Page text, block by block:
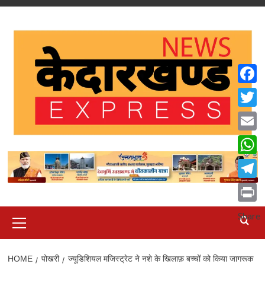
Skip
Menu
HOME पोखरी ज्यूडिशियल मजिस्ट्रेट ने नशे के खिलाफ़ बच्चों को किया जागरूक
Email
Print
Share